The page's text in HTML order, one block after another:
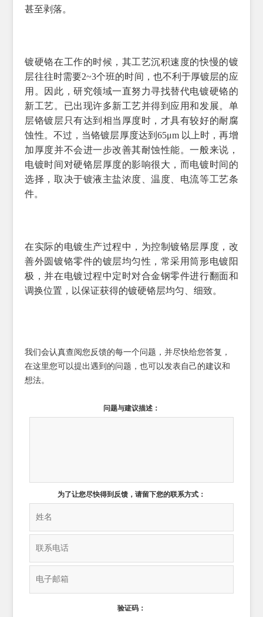
甚至剥落。
镀硬铬在工作的时候，其工艺沉积速度的快慢的镀
层往往时需要2~3个班的时间，也不利于厚镀层的应
用。因此，研究领域一直努力寻找替代电镀硬铬的
新工艺。已出现许多新工艺并得到应用和发展。单
层铬镀层只有达到相当厚度时，才具有较好的耐腐
蚀性。不过，当铬镀层厚度达到65μm 以上时，再增
加厚度并不会进一步改善其耐蚀性能。一般来说，
电镀时间对硬铬层厚度的影响很大，而电镀时间的
选择，取决于镀液主盐浓度、温度、电流等工艺条
件。
在实际的电镀生产过程中，为控制镀铬层厚度，改
善外圆镀铬零件的镀层均匀性，常采用筒形电镀阳
极，并在电镀过程中定时对合金钢零件进行翻面和
调换位置，以保证获得的镀硬铬层均匀、细致。
我们会认真查阅您反馈的每一个问题，并尽快给您答复，
在这里您可以提出遇到的问题，也可以发表自己的建议和
想法。
问题与建议描述：
为了让您尽快得到反馈，请留下您的联系方式：
验证码：